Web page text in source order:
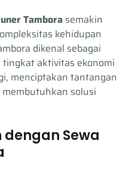
Tambora semakin
kehidupan
dikenal sebagai
aktivitas ekonomi
menciptakan tantangan
solusi
Sewa